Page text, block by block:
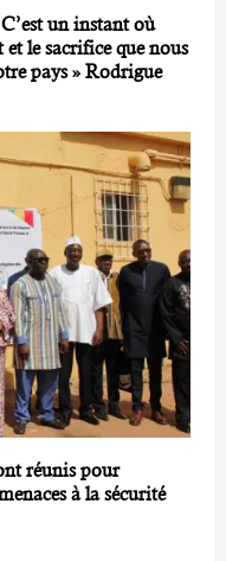
un instant où
le sacrifice que nous
pays » Rodrigue
réunis pour
à la sécurité